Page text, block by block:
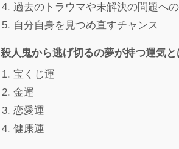
過去のトラウマや未解決の問題へ
自分自身を見つめ直すチャンス
殺人鬼から逃げ切るの夢が持つ運気と
宝くじ運
金運
恋愛運
健康運